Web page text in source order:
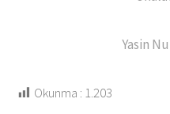
Yasin
Okunma : 1.203